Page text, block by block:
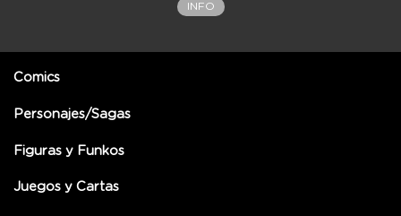
INFO
Comics
Personajes/Sagas
Figuras y Funkos
Juegos y Cartas